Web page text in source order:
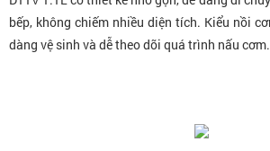
bếp, không chiếm nhiều diện tích. Kiểu nồi
dàng vệ sinh và dễ theo dõi quá trình nấu cơm.